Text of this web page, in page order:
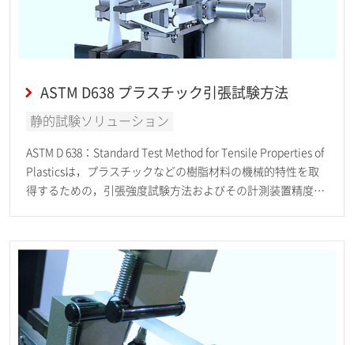
ASTM D638 プラスチック引張試験方法
静的試験ソリューション
ASTM D 638：Standard Test Method for Tensile Properties of
Plasticsは，プラスチックなどの樹脂材料の機械的特性を取
得するための，引張強度試験方法およびその計測装置精度な